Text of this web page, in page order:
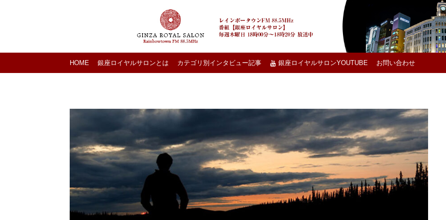
HOME 銀座ロイヤルサロンとは カテゴリ別インタビュー記事 銀座ロイヤルサロンYOUTUBE お問い合わせ